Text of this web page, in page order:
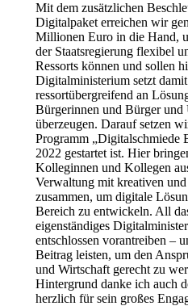
Mit dem zusätzlichen
Digitalpaket erreichen wir
Millionen Euro in die Hand,
der Staatsregierung flexibel
Ressorts können und sollen
Digitalministerium setzt
ressortübergreifend an
Bürgerinnen und Bürger und
überzeugen. Darauf setzen
Programm „Digitalschmiede
2022 gestartet ist. Hier
Kolleginnen und Kollegen
Verwaltung mit kreativen
zusammen, um digitale
Bereich zu entwickeln. All
eigenständiges
entschlossen vorantreiben –
Beitrag leisten, um den
und Wirtschaft gerecht zu
Hintergrund danke ich auch
herzlich für sein großes